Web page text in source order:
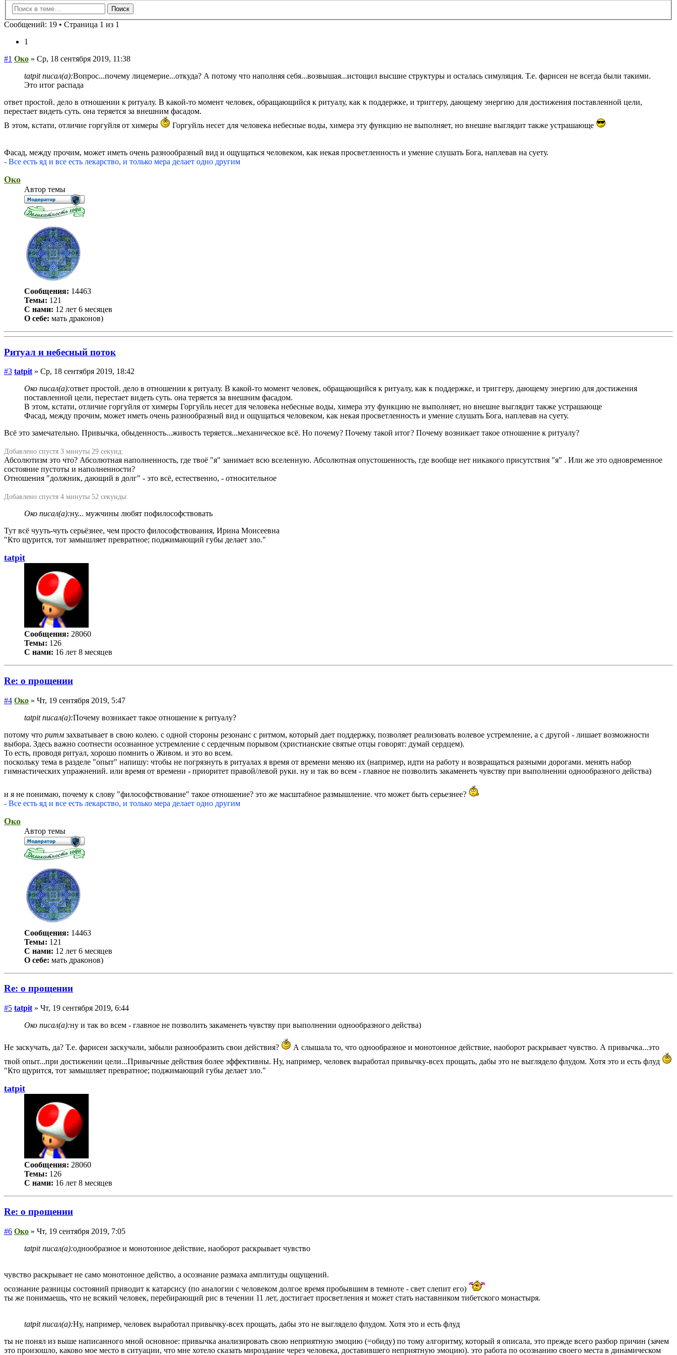
Сообщений: 19 • Страница 1 из 1
1
#1 Око » Ср, 18 сентября 2019, 11:38
tatpit писал(а):Вопрос...почему лицемерие...откуда? А потому что наполняя себя...возвышая...истощил высшие структуры и осталась симуляция. Т.е. фарисеи не всегда были такими.
Это итог распада
ответ простой. дело в отношении к ритуалу. В какой-то момент человек, обращающийся к ритуалу, как к поддержке, и триггеру, дающему энергию для достижения поставленной цели,
перестает видеть суть. она теряется за внешним фасадом.
В этом, кстати, отличие горгуйля от химеры
Горгуйль несет для человека небесные воды, химера эту функцию не выполняет, но внешне выглядит также устрашающе
Фасад, между прочим, может иметь очень разнообразный вид и ощущаться человеком, как некая просветленность и умение слушать Бога, наплевав на суету.
- Все есть яд и все есть лекарство, и только мера делает одно другим
Око
Автор темы
Сообщения: 14463
Темы: 121
С нами: 12 лет 6 месяцев
О себе: мать драконов)
Ритуал и небесный поток
#3 tatpit » Ср, 18 сентября 2019, 18:42
Око писал(а):ответ простой. дело в отношении к ритуалу. В какой-то момент человек, обращающийся к ритуалу, как к поддержке, и триггеру, дающему энергию для достижения
поставленной цели, перестает видеть суть. она теряется за внешним фасадом.
В этом, кстати, отличие горгуйля от химеры Горгуйль несет для человека небесные воды, химера эту функцию не выполняет, но внешне выглядит также устрашающе
Фасад, между прочим, может иметь очень разнообразный вид и ощущаться человеком, как некая просветленность и умение слушать Бога, наплевав на суету.
Всё это замечательно. Привычка, обыденность...живость теряется...механическое всё. Но почему? Почему такой итог? Почему возникает такое отношение к ритуалу?
Добавлено спустя 3 минуты 29 секунд:
Абсолютизм это что? Абсолютная наполненность, где твоё "я" занимает всю вселенную. Абсолютная опустошенность, где вообще нет никакого присутствия "я" . Или же это одновременное
состояние пустоты и наполненности?
Отношения "должник, дающий в долг" - это всё, естественно, - относительное
Добавлено спустя 4 минуты 52 секунды:
Око писал(а):ну... мужчины любят пофилософствовать
Тут всё чууть-чуть серьёзнее, чем просто философствования, Ирина Моисеевна
"Кто щурится, тот замышляет превратное; поджимающий губы делает зло."
tatpit
Сообщения: 28060
Темы: 126
С нами: 16 лет 8 месяцев
Re: о прощении
#4 Око » Чт, 19 сентября 2019, 5:47
tatpit писал(а):Почему возникает такое отношение к ритуалу?
потому что ритм захватывает в свою колею. с одной стороны резонанс с ритмом, который дает поддержку, позволяет реализовать волевое устремление, а с другой - лишает возможности
выбора. Здесь важно соотнести осознанное устремление с сердечным порывом (христианские святые отцы говорят: думай сердцем).
То есть, проводя ритуал, хорошо помнить о Живом. и это во всем.
поскольку тема в разделе "опыт" напишу: чтобы не погрязнуть в ритуалах я время от времени меняю их (например, идти на работу и возвращаться разными дорогами. менять набор
гимнастических упражнений. или время от времени - приоритет правой/левой руки. ну и так во всем - главное не позволить закаменеть чувству при выполнении однообразного действа)
и я не понимаю, почему к слову "философствование" такое отношение? это же масштабное размышление. что может быть серьезнее?
- Все есть яд и все есть лекарство, и только мера делает одно другим
Око
Автор темы
Сообщения: 14463
Темы: 121
С нами: 12 лет 6 месяцев
О себе: мать драконов)
Re: о прощении
#5 tatpit » Чт, 19 сентября 2019, 6:44
Око писал(а):ну и так во всем - главное не позволить закаменеть чувству при выполнении однообразного действа)
Не заскучать, да? Т.е. фарисеи заскучали, забыли разнообразить свои действия?
А слышала то, что однообразное и монотонное действие, наоборот раскрывает чувство. А привычка...это
твой опыт...при достижении цели...Привычные действия более эффективны. Ну, например, человек выработал привычку-всех прощать, дабы это не выглядело флудом. Хотя это и есть флуд
"Кто щурится, тот замышляет превратное; поджимающий губы делает зло."
tatpit
Сообщения: 28060
Темы: 126
С нами: 16 лет 8 месяцев
Re: о прощении
#6 Око » Чт, 19 сентября 2019, 7:05
tatpit писал(а):однообразное и монотонное действие, наоборот раскрывает чувство
чувство раскрывает не само монотонное действо, а осознание размаха амплитуды ощущений.
осознание разницы состояний приводит к катарсису (по аналогии с человеком долгое время пробывшим в темноте - свет слепит его)
ты же понимаешь, что не всякий человек, перебирающий рис в течении 11 лет, достигает просветления и может стать наставником тибетского монастыря.
tatpit писал(а):Ну, например, человек выработал привычку-всех прощать, дабы это не выглядело флудом. Хотя это и есть флуд
ты не понял из выше написанного мной основное: привычка анализировать свою неприятную эмоцию (=обиду) по тому алгоритму, который я описала, это прежде всего разбор причин (зачем
это произошло, каково мое место в ситуации, что мне хотело сказать мироздание через человека, доставившего неприятную эмоцию). это работа по осознанию своего места в динамическом